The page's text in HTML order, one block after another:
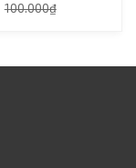
100.000₫